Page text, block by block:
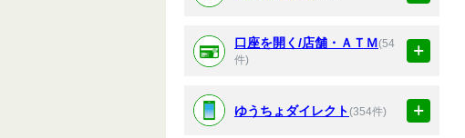
口座を開く/店舗・ＡＴＭ(54
件)
ゆうちょダイレクト(354件)